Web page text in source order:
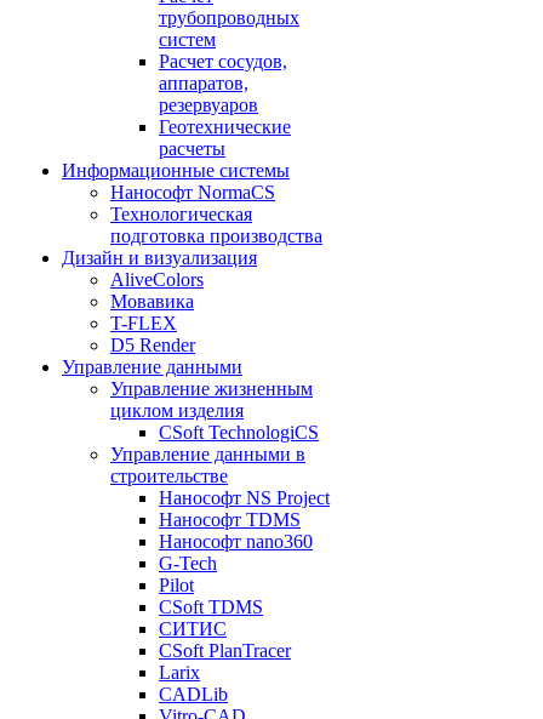
трубопроводных
систем
Расчет сосудов,
аппаратов,
резервуаров
Геотехнические
расчеты
Информационные системы
Нанософт NormaCS
Технологическая
подготовка производства
Дизайн и визуализация
AliveColors
Мовавика
T-FLEX
D5 Render
Управление данными
Управление жизненным
циклом изделия
CSoft TechnologiCS
Управление данными в
строительстве
Нанософт NS Project
Нанософт TDMS
Нанософт nano360
G-Tech
Pilot
CSoft TDMS
СИТИС
CSoft PlanTracer
Larix
CADLib